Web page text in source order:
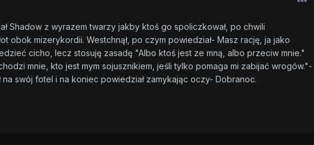
Shadow z wyrazem twarzy jakby ktoś go spoliczkował, po chwili
obok mizerykordii. Westchnął, po czym powiedział- Masz rację, ja jako
cicho, lecz stosuję zasadę "Albo ktoś jest ze mną, albo przeciw mnie."
mnie, kto jest mym sojusznikiem, jeśli tylko pomaga mi zabijać wrogów."-
na swój fotel i na koniec powiedział zamykając oczy- Dobranoc.